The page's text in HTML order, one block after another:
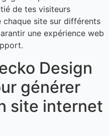
de tes visiteurs
chaque site sur différents
une expérience web
Design
générer
site internet